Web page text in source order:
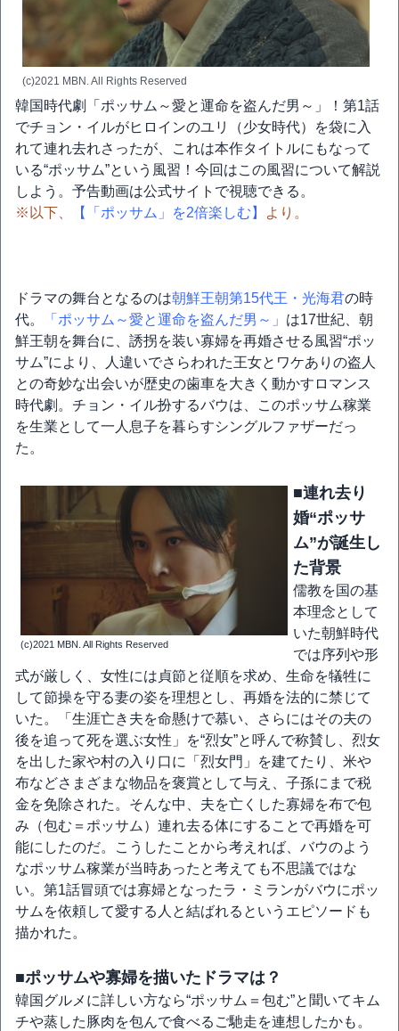
(c)2021 MBN. All Rights Reserved
韓国時代劇「ポッサム～愛と運命を盗んだ男～」！第1話
でチョン・イルがヒロインのユリ（少女時代）を袋に入
れて連れ去れさったが、これは本作タイトルにもなって
いる“ポッサム”という風習！今回はこの風習について解説
しよう。予告動画は公式サイトで視聴できる。
※以下、
【「ポッサム」を2倍楽しむ】 より。
ドラマの舞台となるのは朝鮮王朝第15代王・光海君の時
代。
「ポッサム～愛と運命を盗んだ男～」 は17世紀、朝
鮮王朝を舞台に、誘拐を装い寡婦を再婚させる風習“ポッ
サム”により、人違いでさらわれた王女とワケありの盗人
との奇妙な出会いが歴史の歯車を大きく動かすロマンス
時代劇。チョン・イル扮するバウは、このポッサム稼業
を生業として一人息子を暮らすシングルファザーだっ
た。
(c)2021 MBN. All Rights Reserved
■連れ去り
婚“ポッサ
ム”が誕生し
た背景
儒教を国の基
本理念として
いた朝鮮時代
では序列や形
式が厳しく、女性には貞節と従順を求め、生命を犠牲に
して節操を守る妻の姿を理想とし、再婚を法的に禁じて
いた。「生涯亡き夫を命懸けで慕い、さらにはその夫の
後を追って死を選ぶ女性」を“烈女”と呼んで称賛し、烈女
を出した家や村の入り口に「烈女門」を建てたり、米や
布などさまざまな物品を褒賞として与え、子孫にまで税
金を免除された。そんな中、夫を亡くした寡婦を布で包
み（包む＝ポッサム）連れ去る体にすることで再婚を可
能にしたのだ。こうしたことから考えれば、バウのよう
なポッサム稼業が当時あったと考えても不思議ではな
い。第1話冒頭では寡婦となったラ・ミランがバウにポッ
サムを依頼して愛する人と結ばれるというエピソードも
描かれた。
■ポッサムや寡婦を描いたドラマは？
韓国グルメに詳しい方なら“ポッサム＝包む”と聞いてキム
チや蒸した豚肉を包んで食べるご馳走を連想したかも。